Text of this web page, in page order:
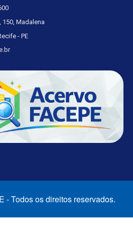
150, Madalena
- PE
- Todos os direitos reservados.